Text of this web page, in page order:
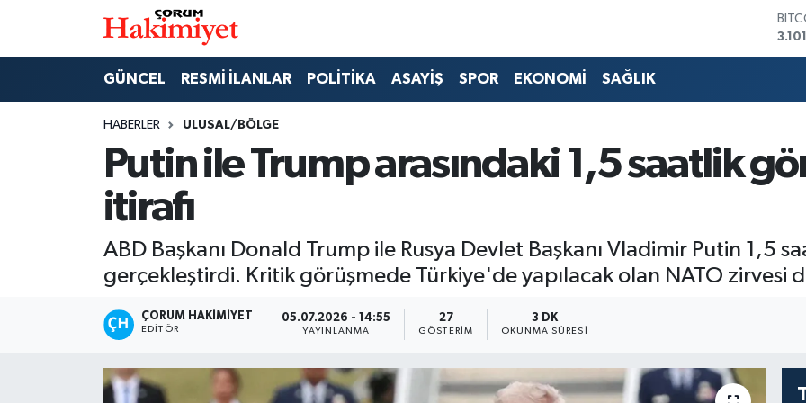
GÜNCEL RESMİ İLANLAR POLİTİKA ASAYİŞ SPOR EKONOMİ SAĞLIK
HABERLER ULUSAL/BÖLGE
Putin ile Trump arasındaki 1,5 saatlik
itirafı
ABD Başkanı Donald Trump ile Rusya Devlet Başkanı Vladimir Putin 1,5
gerçekleştirdi. Kritik görüşmede Türkiye'de yapılacak olan NATO zirvesi
ÇORUM HAKIMIYET
EDITÖR
05.07.2026 - 14:55
YAYINLANMA
27
GÖSTERIM
3 DK
OKUNMA SÜRESI
EKONOMİ
EĞİTİM
Nöbetçi Eczaneler
Çorum Namaz Vakitleri
Trafik Durumu
Süper Lig Puan Durumu ve Fikstür
Son Dakika Haberleri
Haber Arşivi